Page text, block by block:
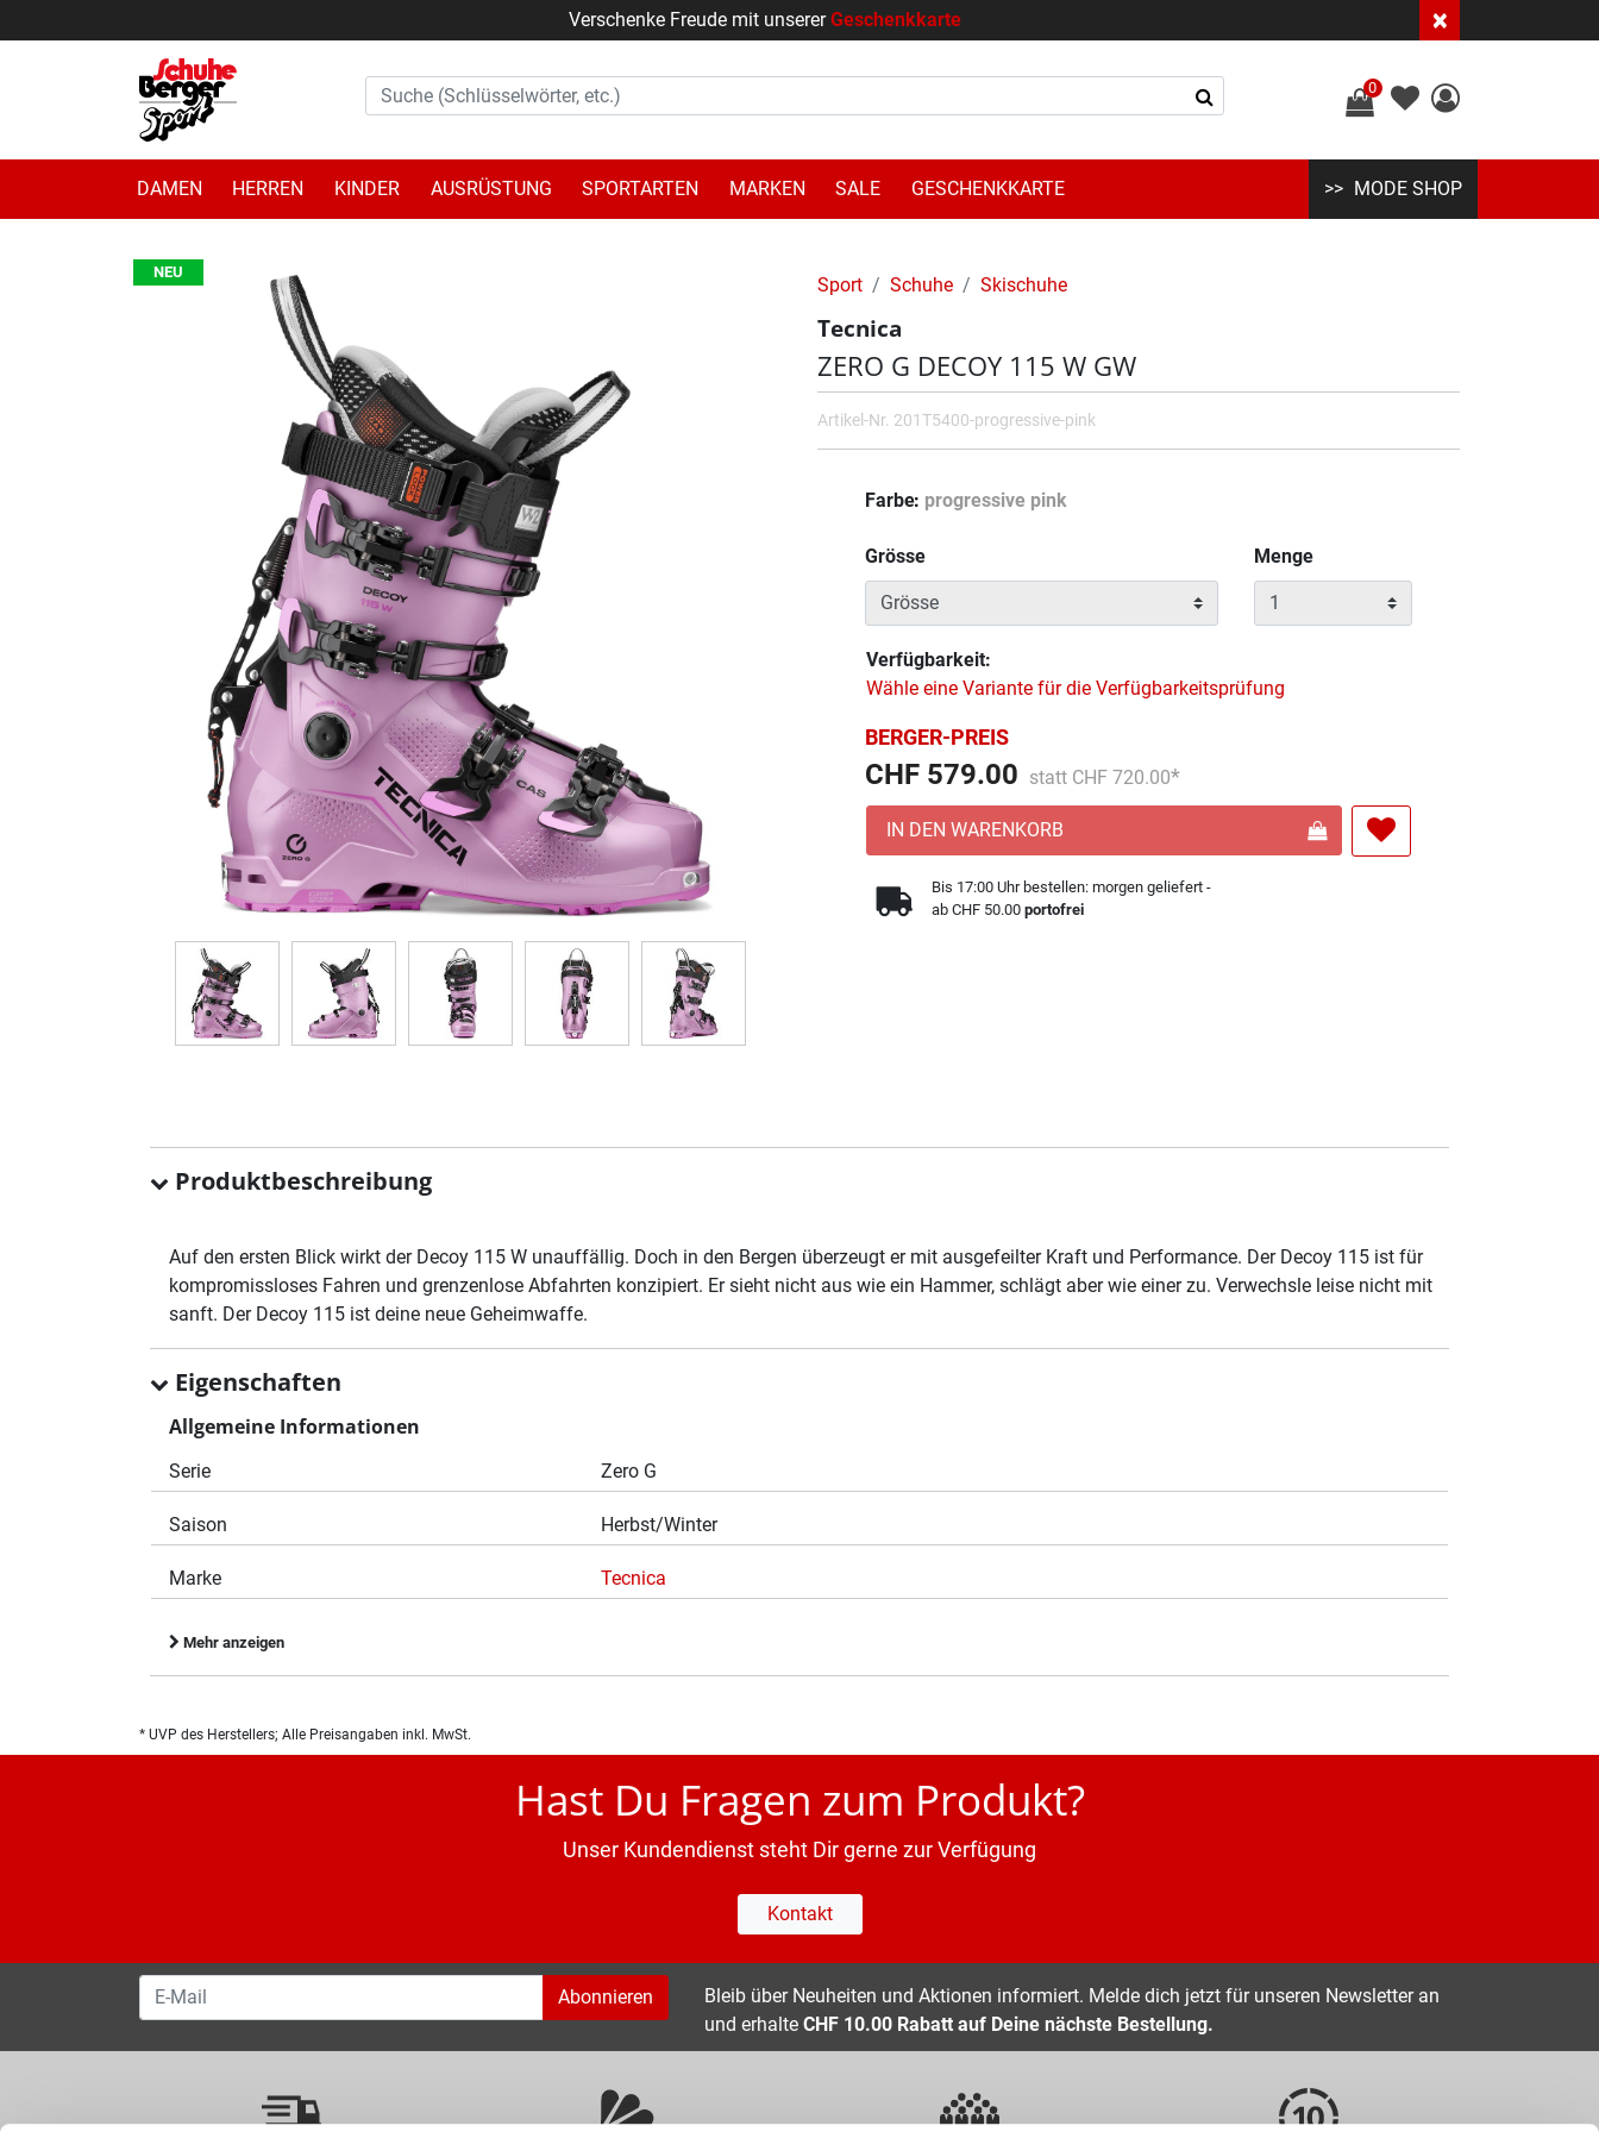
Verschenke Freude mit unsererGeschenkkarte ×
0
DAMEN HERREN KINDER AUSRÜSTUNG SPORTARTEN MARKEN SALE GESCHENKKARTE MODE SHOP
NEU
Sport Schuhe Skischuhe
Tecnica
ZERO G DECOY 115 W GW
Artikel-Nr. 201T5400-progressive-pink
Farbe progressive pink
Grösse Menge
Verfügbarkeit:
Wähle eine Variante für die Verfügbarkeitsprüfung
BERGER-PREIS
CHF 579.00 Preis reduziert von
statt CHF 720.00
An
IN DEN WARENKORB
Bis 17:00 Uhr bestellen: morgen geliefert -
ab CHF 50.00portofrei
Produktbeschreibung
Auf den ersten Blick wirkt der Decoy 115 W unauffällig. Doch in den Bergen überzeugt er mit ausgefeilter Kraft und Performance. Der Decoy 115 ist für
kompromissloses Fahren und grenzenlose Abfahrten konzipiert. Er sieht nicht aus wie ein Hammer, schlägt aber wie einer zu. Verwechsle leise nicht mit
sanft. Der Decoy 115 ist deine neue Geheimwaffe.
Eigenschaften
Allgemeine Informationen
Serie Zero G
Saison Herbst/Winter
Marke Tecnica
Mehr anzeigen
* UVP des Herstellers; Alle Preisangaben inkl. MwSt.
Hast Du Fragen zum Produkt?
Unser Kundendienst steht Dir gerne zur Verfügung
Kontakt
Abonnieren
Bleib über Neuheiten und Aktionen informiert. Melde dich jetzt für unseren Newsletter an
und erhalte CHF 10.00 Rabatt auf Deine nächste Bestellung.